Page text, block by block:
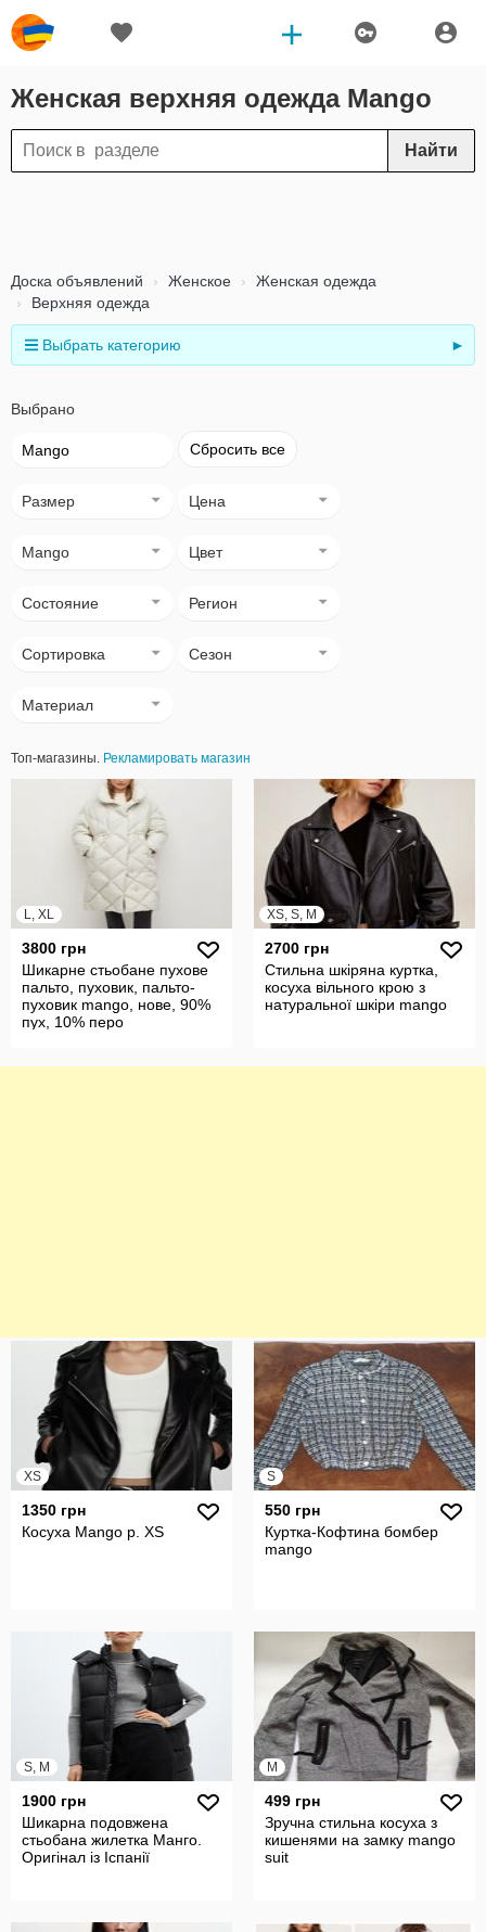
Женская верхняя одежда Mango
Найти
Доска объявлений Женское
Женская одежда
Верхняя одежда
Выбрать категорию ►
Выбрано
Mango Сбросить все
Размер Цена
Mango Цвет
Состояние Регион
Сортировка Сезон
Материал
Топ-магазины. Рекламировать магазин
L, XL
3800 грн
Шикарне стьобане пухове
пальто, пуховик, пальто-
пуховик mango, нове, 90%
пух, 10% перо
XS, S, M
2700 грн
Стильна шкіряна куртка,
косуха вільного крою з
натуральної шкіри mango
XS
1350 грн
Косуха Mango р. XS
S
550 грн
Куртка-Кофтина бомбер
mango
S, M
1900 грн
Шикарна подовжена
стьобана жилетка Манго.
Оригінал із Іспанії
M
499 грн
Зручна стильна косуха з
кишенями на замку mango
suit